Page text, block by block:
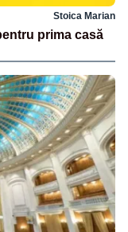
Stoica Marian
prima casă